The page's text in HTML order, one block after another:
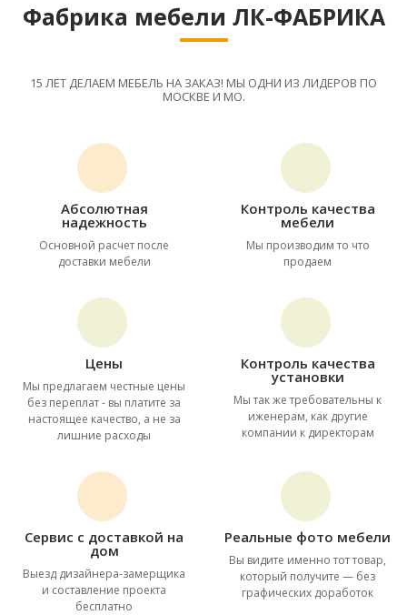
Фабрика мебели ЛК-ФАБРИКА
15 ЛЕТ ДЕЛАЕМ МЕБЕЛЬ НА ЗАКАЗ! МЫ ОДНИ ИЗ ЛИДЕРОВ ПО
МОСКВЕ И МО.
Абсолютная
надежность
Основной расчет после
доставки мебели
Контроль качества
мебели
Мы производим то что
продаем
Цены
Мы предлагаем честные цены
без переплат - вы платите за
настоящее качество, а не за
лишние расходы
Контроль качества
установки
Мы так же требовательны к
иженерам, как другие
компании к директорам
Сервис с доставкой на
дом
Выезд дизайнера-замерщика
и составление проекта
бесплатно
Реальные фото мебели
Вы видите именно тот товар,
который получите — без
графических доработок